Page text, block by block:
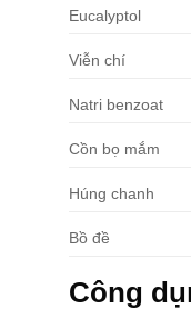
Eucalyptol
Viễn chí
Natri benzoat
Cồn bọ mắm
Húng chanh
Bồ đề
Công